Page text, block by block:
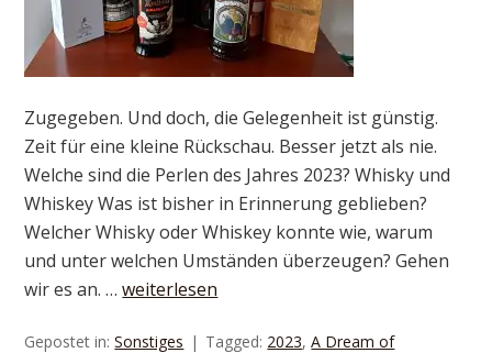
Zugegeben. Und doch, die Gelegenheit ist günstig.
Zeit für eine kleine Rückschau. Besser jetzt als nie.
Welche sind die Perlen des Jahres 2023? Whisky und
Whiskey Was ist bisher in Erinnerung geblieben?
Welcher Whisky oder Whiskey konnte wie, warum
und unter welchen Umständen überzeugen? Gehen
wir es an. …weiterlesen
Gepostet in:Sonstiges Tagged: 2023,A Dream of